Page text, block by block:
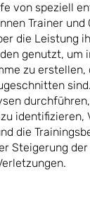
von speziell
Trainer
die Leistung
genutzt, um
zu
identifizieren,
die
Steigerung